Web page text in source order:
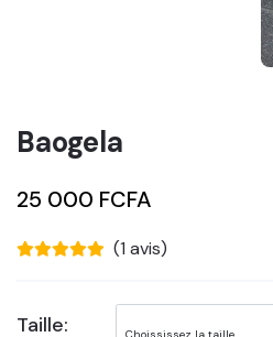
Baogela
25 000 FCFA
(1 avis)
Taille: